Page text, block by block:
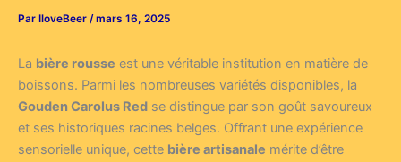
Par IloveBeer /mars 16, 2025
La bière rousse est une véritable institution en matière de
boissons. Parmi les nombreuses variétés disponibles, la
Gouden Carolus Red se distingue par son goût savoureux
et ses historiques racines belges. Offrant une expérience
sensorielle unique, cette bière artisanale mérite d’être